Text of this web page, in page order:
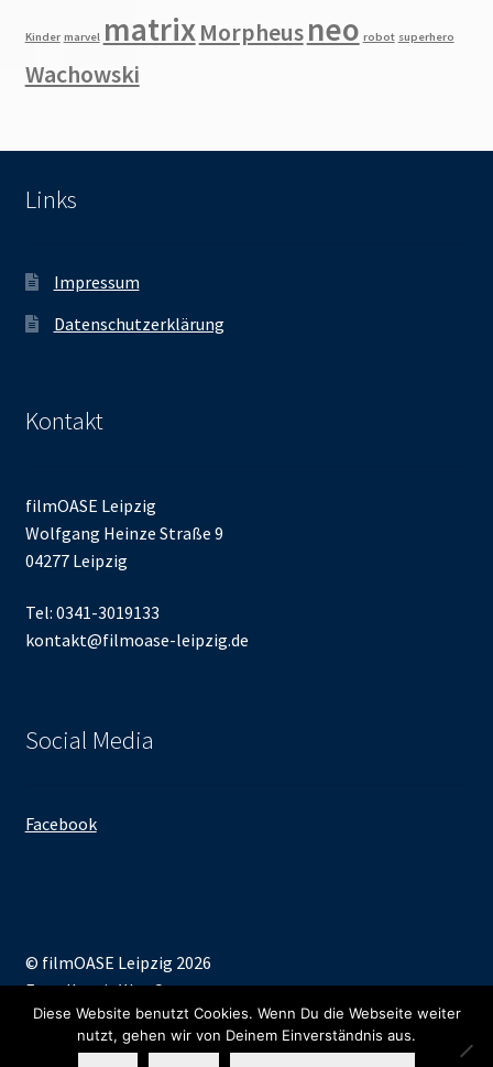
Kinder marvel matrixMorpheusneo robot superhero
Wachowski
Links
Impressum
Datenschutzerklärung
Kontakt
filmOASE Leipzig
Wolfgang Heinze Straße 9
04277 Leipzig
Tel: 0341-3019133
kontakt@filmoase-leipzig.de
Social Media
Facebook
© filmOASE Leipzig 2026
Erstellt mit WooCommerce.
Diese Website benutzt Cookies. Wenn Du die Webseite weiter
nutzt, gehen wir von Deinem Einverständnis aus.